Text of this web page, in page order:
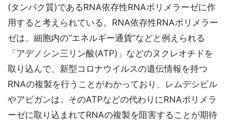
(タンパク質)であるRNA依存性RNAポリメラーゼに作
用すると考えられている。RNA依存性RNAポリメラー
ゼは、細胞内の“エネルギー通貨”などと例えられる
「アデノシン三リン酸(ATP)」などのヌクレオチドを
取り込んで、新型コロナウイルスの遺伝情報を持つ
RNAの複製を行うことがわかっており、レムデシビル
やアビガンは、そのATPなどの代わりにRNAポリメラ
ーゼに取り込まれてRNAの複製を阻害することが期待